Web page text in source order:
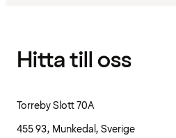
Hitta till oss
Torreby Slott 70A
455 93, Munkedal, Sverige